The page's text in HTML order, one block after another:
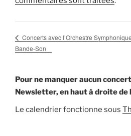
Concerts avec l’Orchestre Symphonique
Bande-Son
Pour ne manquer aucun
Newsletter, en haut à droite de
Le calendrier fonctionne sous